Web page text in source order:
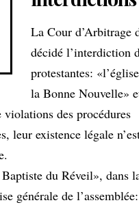
La Cour d’Arbitrage
décidé l’interdiction
protestantes:
la Bonne Nouvelle»
violations des procédures
leur existence légale
du Réveil», dans
générale de